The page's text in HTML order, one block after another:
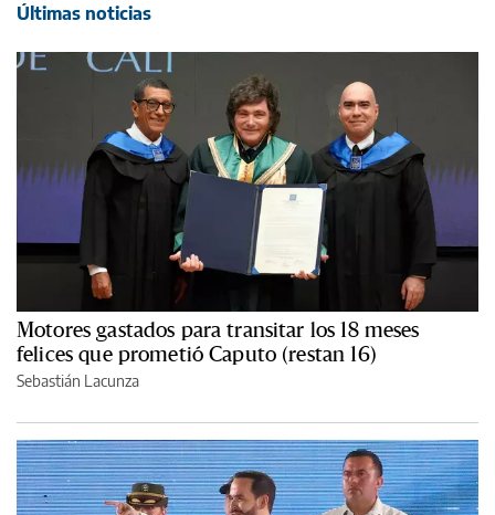
Últimas noticias
Motores gastados para transitar los 18 meses
felices que prometió Caputo (restan 16)
Sebastián Lacunza